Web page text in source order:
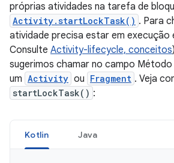
próprias atividades na tarefa de
Activity.startLockTask() . Para
atividade precisa estar em execução
Consulte Activity-lifecycle, conceitos
sugerimos chamar no campo Método
um Activity ou Fragment . Veja
startLockTask() :
Kotlin Java